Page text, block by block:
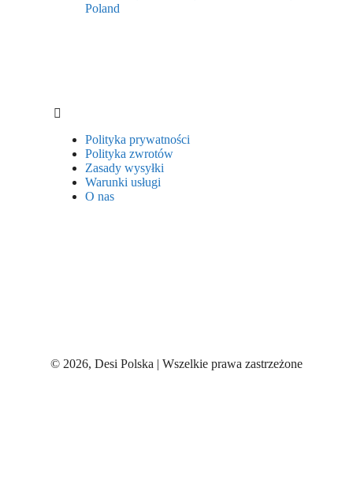
Poland
Polityka prywatności
Polityka zwrotów
Zasady wysyłki
Warunki usługi
O nas
© 2026, Desi Polska | Wszelkie prawa zastrzeżone